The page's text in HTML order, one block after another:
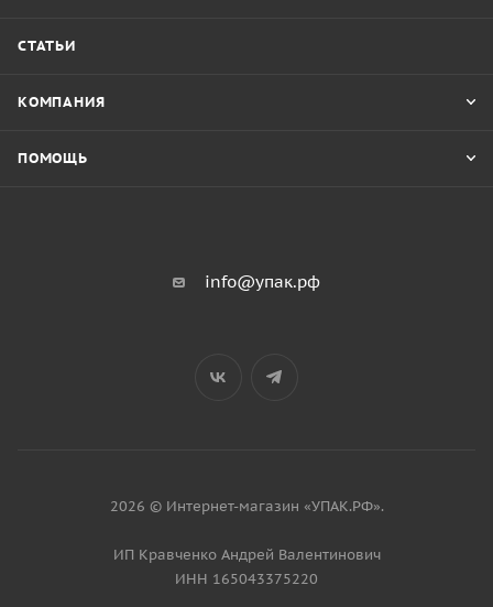
СТАТЬИ
КОМПАНИЯ
ПОМОЩЬ
info@упак.рф
2026 © Интернет-магазин «УПАК.РФ».
ИП Кравченко Андрей Валентинович
ИНН 165043375220